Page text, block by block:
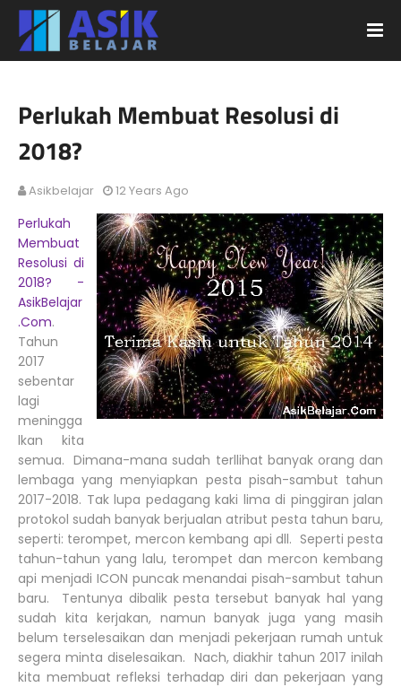
Perlukah Membuat Resolusi di
2018?
Asikbelajar 12 Years Ago
Perlukah
Membuat
Resolusi di
2018? -
AsikBelajar
.Com.
Tahun
2017
sebentar
lagi
meningga
lkan kita
semua. Dimana-mana sudah terllihat banyak orang dan
lembaga yang menyiapkan pesta pisah-sambut tahun
2017-2018. Tak lupa pedagang kaki lima di pinggiran jalan
protokol sudah banyak berjualan atribut pesta tahun baru,
seperti: terompet, mercon kembang api dll. Seperti pesta
tahun-tahun yang lalu, terompet dan mercon kembang
api menjadi ICON puncak menandai pisah-sambut tahun
baru. Tentunya dibalik pesta tersebut banyak hal yang
sudah kita kerjakan, namun banyak juga yang masih
belum terselesaikan dan menjadi pekerjaan rumah untuk
segera minta diselesaikan. Nach, diakhir tahun 2017 inilah
kita membuat refleksi terhadap diri dan pekerjaan yang